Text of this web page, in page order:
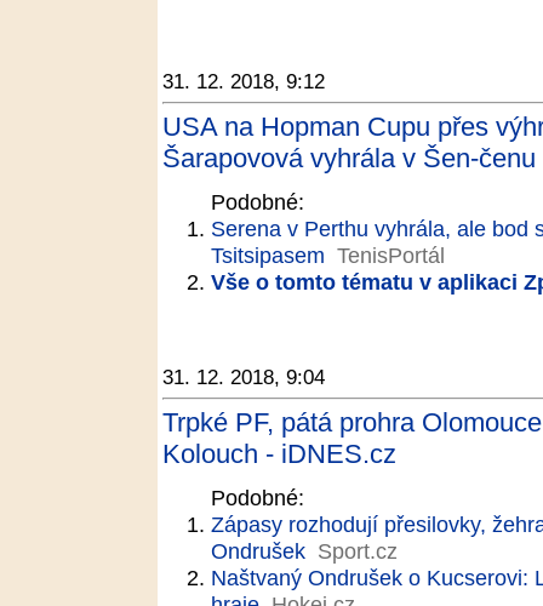
31. 12. 2018, 9:12
USA na Hopman Cupu přes
Šarapovová vyhrála v Šen-
Podobné:
Serena v Perthu vyhrála, ale bod
Tsitsipasem TenisPortál
Vše o tomto tématu v aplikaci
31. 12. 2018, 9:04
Trpké PF, pátá prohra
Kolouch - iDNES.cz
Podobné:
Zápasy rozhodují přesilovky,
Ondrušek Sport.cz
Naštvaný Ondrušek o